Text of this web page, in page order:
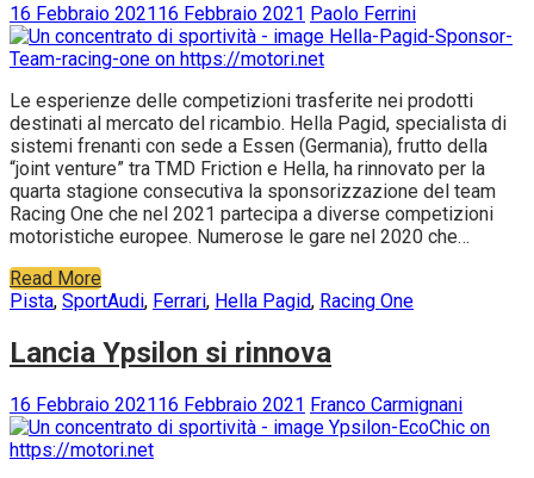
16 Febbraio 202116 Febbraio 2021 Paolo Ferrini
Le esperienze delle competizioni trasferite nei prodotti
destinati al mercato del ricambio. Hella Pagid, specialista di
sistemi frenanti con sede a Essen (Germania), frutto della
“joint venture” tra TMD Friction e Hella, ha rinnovato per la
quarta stagione consecutiva la sponsorizzazione del team
Racing One che nel 2021 partecipa a diverse competizioni
motoristiche europee. Numerose le gare nel 2020 che…
Read More
Pista, SportAudi, Ferrari, Hella Pagid, Racing One
Lancia Ypsilon si rinnova
16 Febbraio 202116 Febbraio 2021 Franco Carmignani